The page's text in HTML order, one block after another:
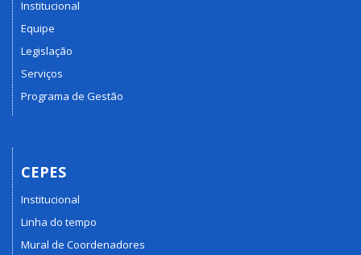
Institucional
Equipe
Legislação
Serviços
Programa de Gestão
CEPES
Institucional
Linha do tempo
Mural de Coordenadores